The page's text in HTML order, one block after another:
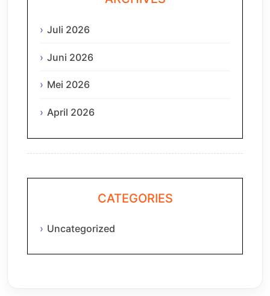
Juli 2026
Juni 2026
Mei 2026
April 2026
CATEGORIES
Uncategorized